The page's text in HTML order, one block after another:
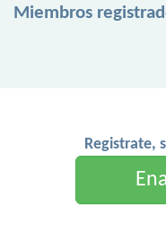
Miembros
Registrate,